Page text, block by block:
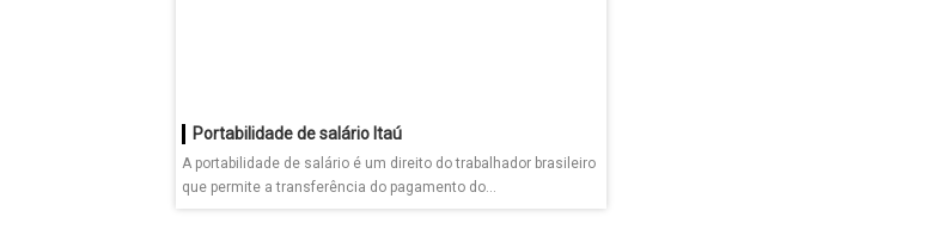
Portabilidade de salário Itaú
A portabilidade de salário é um direito do trabalhador brasileiro
que permite a transferência do pagamento do...